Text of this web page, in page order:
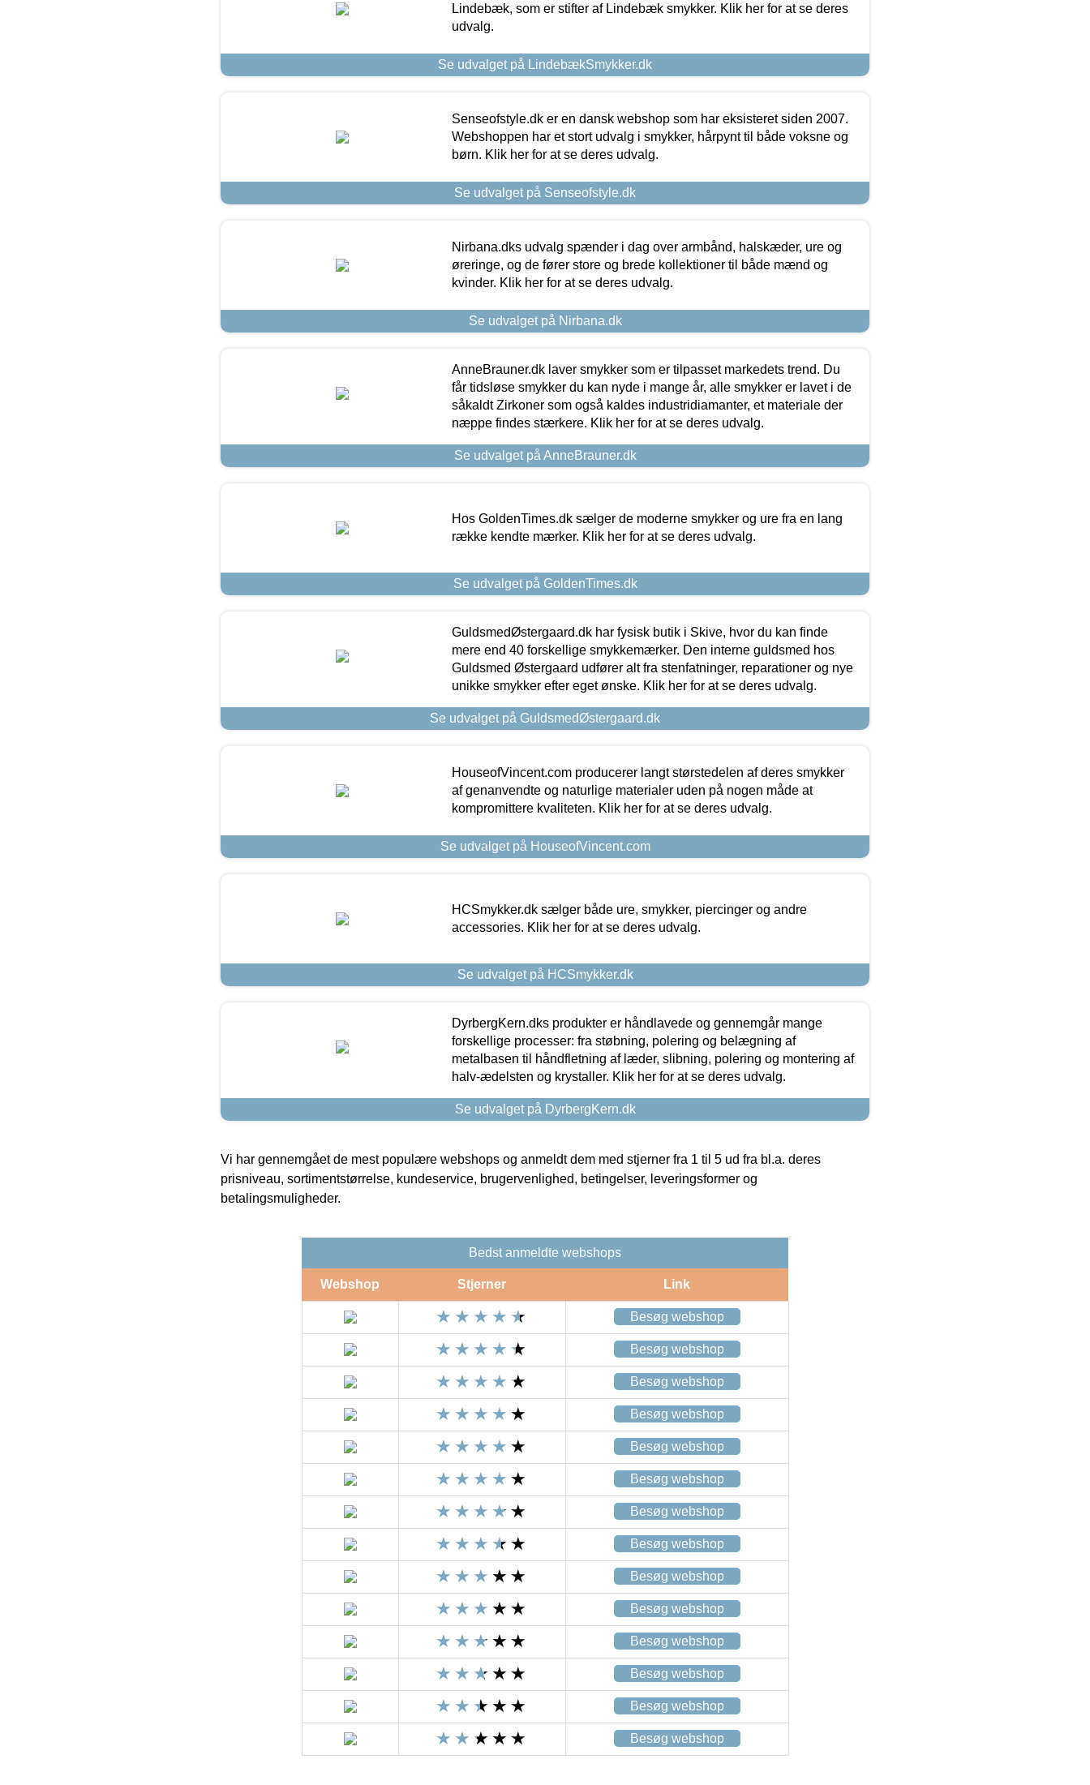
Lindebæk, som er stifter af Lindebæk smykker. Klik her for at se deres
udvalg.
Se udvalget på LindebækSmykker.dk
Senseofstyle.dk er en dansk webshop som har eksisteret siden 2007.
Webshoppen har et stort udvalg i smykker, hårpynt til både voksne og
børn. Klik her for at se deres udvalg.
Se udvalget på Senseofstyle.dk
Nirbana.dks udvalg spænder i dag over armbånd, halskæder, ure og
øreringe, og de fører store og brede kollektioner til både mænd og
kvinder. Klik her for at se deres udvalg.
Se udvalget på Nirbana.dk
AnneBrauner.dk laver smykker som er tilpasset markedets trend. Du
får tidsløse smykker du kan nyde i mange år, alle smykker er lavet i de
såkaldt Zirkoner som også kaldes industridiamanter, et materiale der
næppe findes stærkere. Klik her for at se deres udvalg.
Se udvalget på AnneBrauner.dk
Hos GoldenTimes.dk sælger de moderne smykker og ure fra en lang
række kendte mærker. Klik her for at se deres udvalg.
Se udvalget på GoldenTimes.dk
GuldsmedØstergaard.dk har fysisk butik i Skive, hvor du kan finde
mere end 40 forskellige smykkemærker. Den interne guldsmed hos
Guldsmed Østergaard udfører alt fra stenfatninger, reparationer og nye
unikke smykker efter eget ønske. Klik her for at se deres udvalg.
Se udvalget på GuldsmedØstergaard.dk
HouseofVincent.com producerer langt størstedelen af deres smykker
af genanvendte og naturlige materialer uden på nogen måde at
kompromittere kvaliteten. Klik her for at se deres udvalg.
Se udvalget på HouseofVincent.com
HCSmykker.dk sælger både ure, smykker, piercinger og andre
accessories. Klik her for at se deres udvalg.
Se udvalget på HCSmykker.dk
DyrbergKern.dks produkter er håndlavede og gennemgår mange
forskellige processer: fra støbning, polering og belægning af
metalbasen til håndfletning af læder, slibning, polering og montering af
halv-ædelsten og krystaller. Klik her for at se deres udvalg.
Se udvalget på DyrbergKern.dk
Vi har gennemgået de mest populære webshops og anmeldt dem med stjerner fra 1 til 5 ud fra bl.a. deres
prisniveau, sortimentstørrelse, kundeservice, brugervenlighed, betingelser, leveringsformer og
betalingsmuligheder.
Bedst anmeldte webshops
Webshop Stjerner Link
Besøg webshop
Besøg webshop
Besøg webshop
Besøg webshop
Besøg webshop
Besøg webshop
Besøg webshop
Besøg webshop
Besøg webshop
Besøg webshop
Besøg webshop
Besøg webshop
Besøg webshop
Besøg webshop